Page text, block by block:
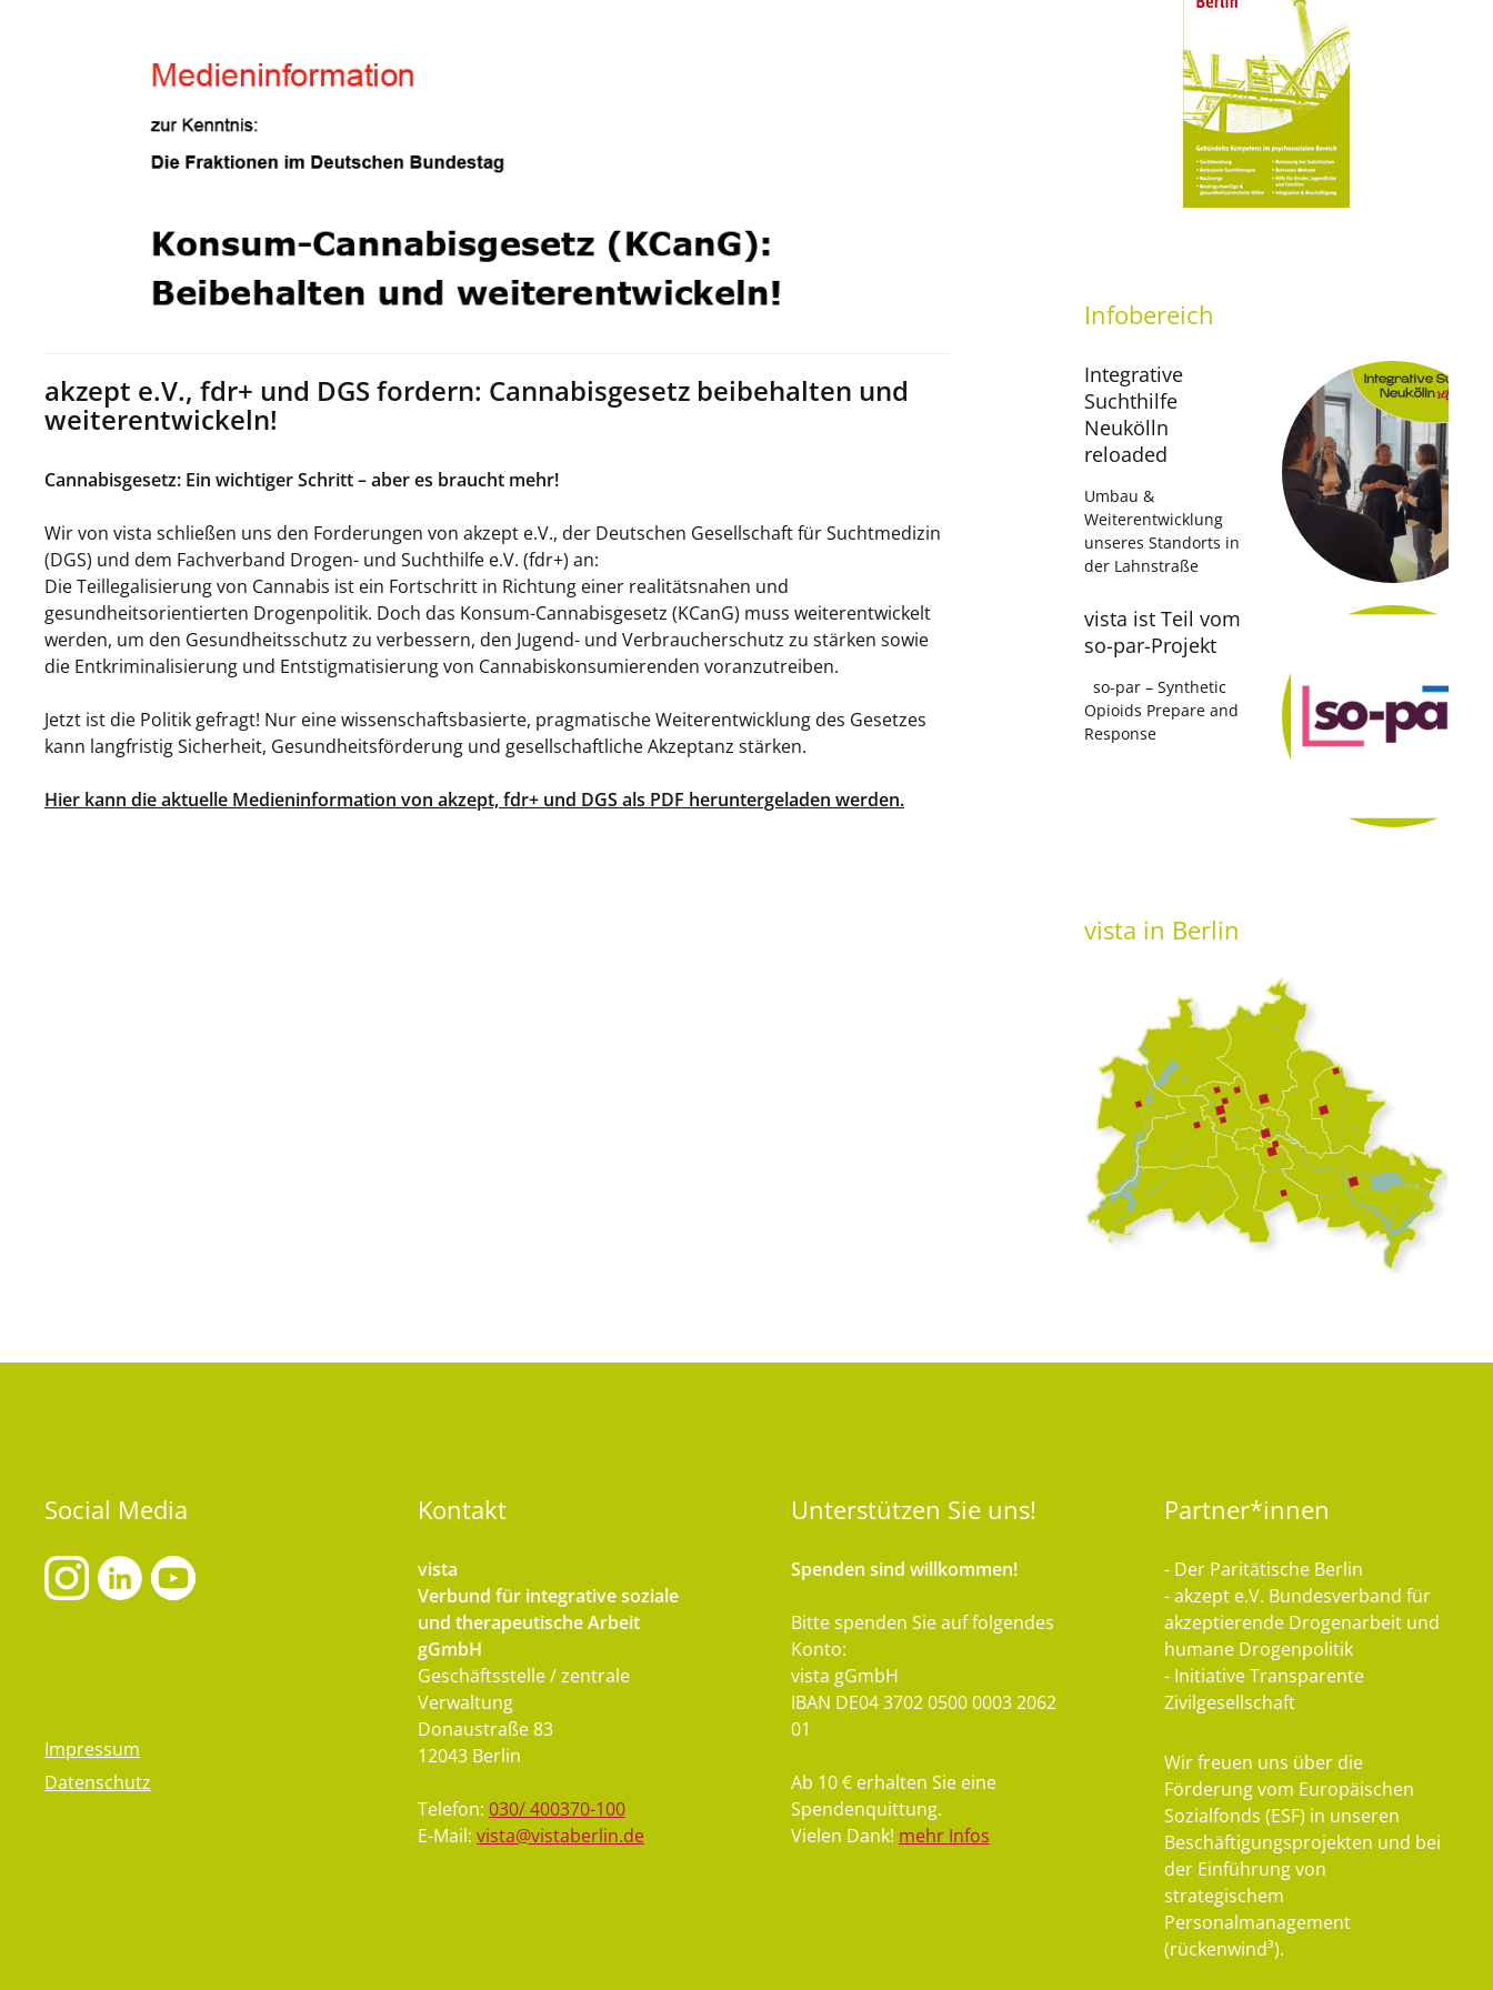
akzept e.V., fdr+ und DGS fordern: Cannabisgesetz beibehalten und
weiterentwickeln!
Cannabisgesetz: Ein wichtiger Schritt – aber es braucht mehr!
Wir von vista schließen uns den Forderungen von akzept e.V., der Deutschen Gesellschaft für Suchtmedizin
(DGS) und dem Fachverband Drogen- und Suchthilfe e.V. (fdr+) an:
Die Teillegalisierung von Cannabis ist ein Fortschritt in Richtung einer realitätsnahen und
gesundheitsorientierten Drogenpolitik. Doch das Konsum-Cannabisgesetz (KCanG) muss weiterentwickelt
werden, um den Gesundheitsschutz zu verbessern, den Jugend- und Verbraucherschutz zu stärken sowie
die Entkriminalisierung und Entstigmatisierung von Cannabiskonsumierenden voranzutreiben.
Jetzt ist die Politik gefragt! Nur eine wissenschaftsbasierte, pragmatische Weiterentwicklung des Gesetzes
kann langfristig Sicherheit, Gesundheitsförderung und gesellschaftliche Akzeptanz stärken.
Hier kann die aktuelle Medieninformation von akzept, fdr+ und DGS als PDF heruntergeladen werden.
Infobereich
Integrative
Suchthilfe
Neukölln
reloaded
Umbau &
Weiterentwicklung
unseres Standorts in
der Lahnstraße
vista ist Teil vom
so-par-Projekt
so-par – Synthetic
Opioids Prepare and
Response
vista in Berlin
Social Media
Impressum
Datenschutz
Kontakt
vista
Verbund für integrative soziale
und therapeutische Arbeit
gGmbH
Geschäftsstelle / zentrale
Verwaltung
Donaustraße 83
12043 Berlin
Telefon: 030/ 400370-100
E-Mail: vista@vistaberlin.de
Unterstützen Sie uns!
Spenden sind willkommen!
Bitte spenden Sie auf folgendes
Konto:
vista gGmbH
IBAN DE04 3702 0500 0003 2062
01
Ab 10 € erhalten Sie eine
Spendenquittung.
Vielen Dank! mehr Infos
Partner*innen
- Der Paritätische Berlin
- akzept e.V. Bundesverband für
akzeptierende Drogenarbeit und
humane Drogenpolitik
- Initiative Transparente
Zivilgesellschaft
Wir freuen uns über die
Förderung vom Europäischen
Sozialfonds (ESF) in unseren
Beschäftigungsprojekten und bei
der Einführung von
strategischem
Personalmanagement
(rückenwind³).